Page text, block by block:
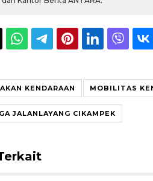
KENDARAAN MOBILITAS
JALANLAYANG CIKAMPEK